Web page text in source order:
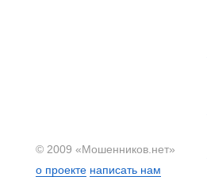
© 2009 «Мошенников.нет»
о проекте написать нам